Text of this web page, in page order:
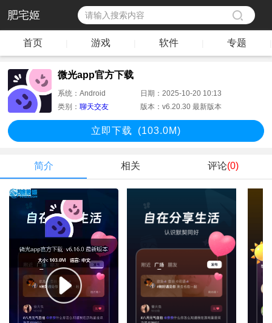
肥宅姬
首页 游戏 软件 专题
微光app官方下载
系统：Android 日期：2025-10-20 10:13
类别：聊天交友 版本：v6.20.30 最新版本
立即下载 (103.0M)
简介 相关 评论(0)